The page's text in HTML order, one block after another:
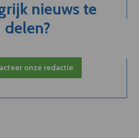
nieuws te
delen?
onze redactie